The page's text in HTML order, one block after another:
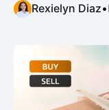
Rexielyn Diaz•